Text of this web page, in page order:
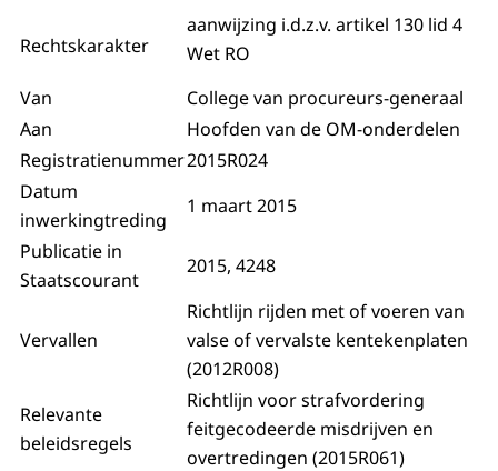
Rechtskarakter
aanwijzing i.d.z.v. artikel 130 lid 4
Wet RO
Van
College van procureurs-generaal
Aan
Hoofden van de OM-onderdelen
Registratienummer2015R024
Datum
inwerkingtreding
1 maart 2015
Publicatie in
Staatscourant
2015, 4248
Vervallen
Richtlijn rijden met of voeren van
valse of vervalste kentekenplaten
(2012R008)
Relevante
beleidsregels
Richtlijn voor strafvordering
feitgecodeerde misdrijven en
overtredingen (2015R061)